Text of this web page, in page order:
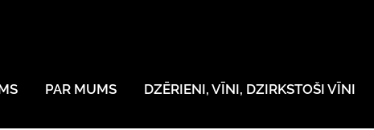
PAR MUMS DZĒRIENI, VĪNI, DZIRKSTOŠI VĪNI